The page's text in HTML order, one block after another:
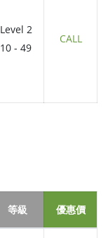
Level 2
10 - 49
CALL
等級 優惠價